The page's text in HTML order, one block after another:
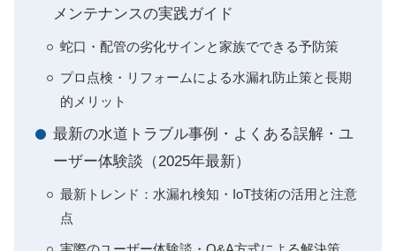
メンテナンスの実践ガイド
蛇口・配管の劣化サインと家族でできる予防策
プロ点検・リフォームによる水漏れ防止策と長期
的メリット
最新の水道トラブル事例・よくある誤解・ユ
ーザー体験談（2025年最新）
最新トレンド：水漏れ検知・IoT技術の活用と注意
点